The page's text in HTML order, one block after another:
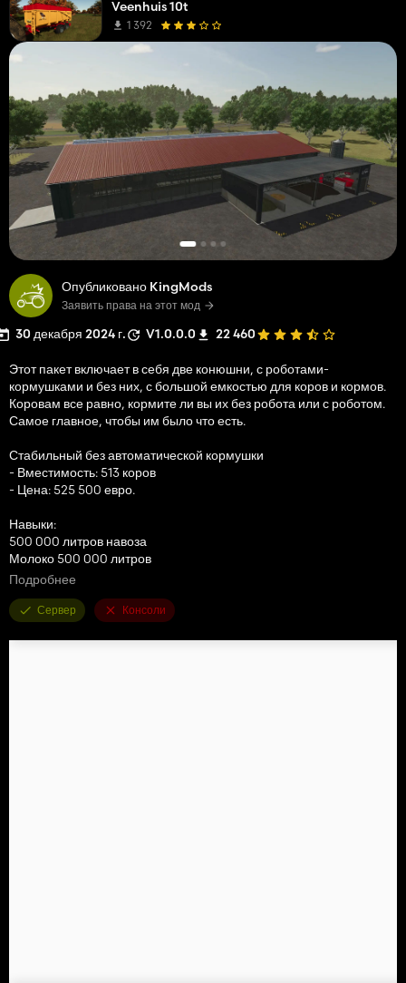
Опубликовано KingMods
Заявить права на этот мод
30 декабря 2024 г. V1.0.0.0 22 460
Этот пакет включает в себя две конюшни, с роботами-
кормушками и без них, с большой емкостью для коров и кормов.
Коровам все равно, кормите ли вы их без робота или с роботом.
Самое главное, чтобы им было что есть.
Стабильный без автоматической кормушки
- Вместимость: 513 коров
- Цена: 525 500 евро.
Навыки:
500 000 литров навоза
Молоко 500 000 литров
Буйволиное молоко 500 000 литров
Сено 500 000 литров
Силос 500 000 литров
РТМ 500 000 литров
Подробнее
Сервер Консоли
Veenhuis 10t
1 392